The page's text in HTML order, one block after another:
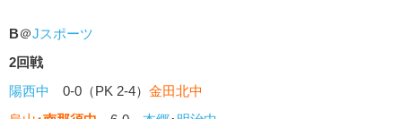
B＠Jスポーツ
2回戦
陽西中
0-0（PK 2-4） 金田北中